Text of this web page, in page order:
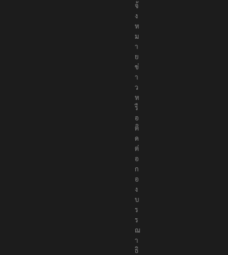
จ้
ง
ห
ม
า
ย
ข่
า
ว
ห
รื
อ
ติ
ด
ต่
อ
ก
อ
ง
บ
ร
ร
ณ
า
ธิ